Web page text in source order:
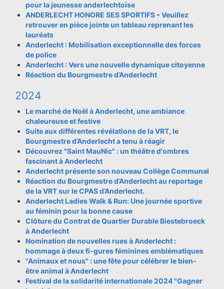
pour la jeunesse anderlechtoise
ANDERLECHT HONORE SES SPORTIFS - Veuillez
retrouver en pièce jointe un tableau reprenant les
lauréats
Anderlecht : Mobilisation exceptionnelle des forces
de police
Anderlecht : Vers une nouvelle dynamique citoyenne
Réaction du Bourgmestre d’Anderlecht
2024
Le marché de Noël à Anderlecht, une ambiance
chaleureuse et festive
Suite aux différentes révélations de la VRT, le
Bourgmestre d’Anderlecht a tenu à réagir
Découvrez "Saint MauNic" : un théâtre d'ombres
fascinant à Anderlecht
Anderlecht présente son nouveau Collège Communal
Réaction du Bourgmestre d’Anderlecht au reportage
de la VRT sur le CPAS d’Anderlecht.
Anderlecht Ladies Walk & Run: Une journée sportive
au féminin pour la bonne cause
Clôture du Contrat de Quartier Durable Biestebroeck
à Anderlecht
Nomination de nouvelles rues à Anderlecht :
hommage à deux fi-gures féminines emblématiques
"Animaux et nous" : une fête pour célébrer le bien-
être animal à Anderlecht
Festival de la solidarité internationale 2024 "Gagner